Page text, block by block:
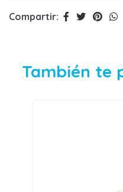
Compartir:
También te